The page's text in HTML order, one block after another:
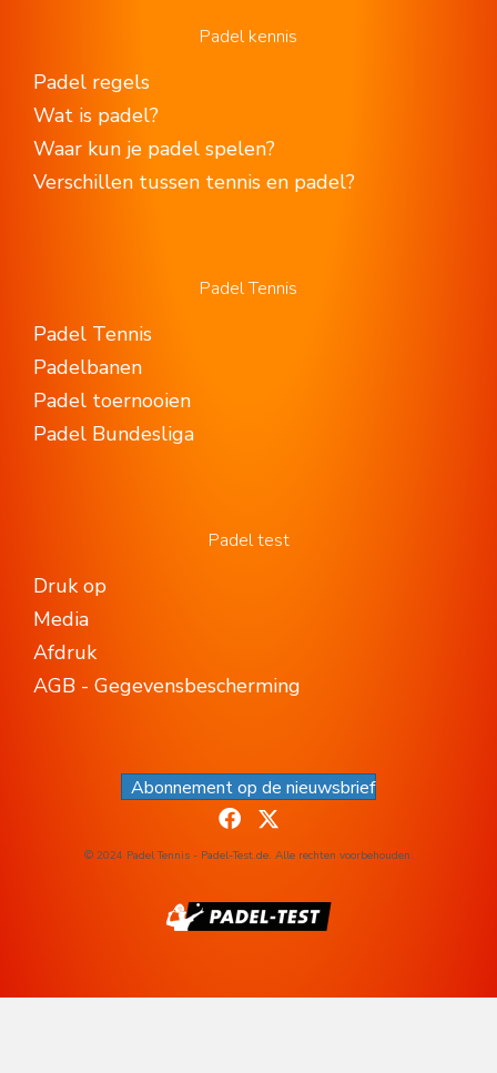
Padel kennis
Padel regels
Wat is padel?
Waar kun je padel spelen?
Verschillen tussen tennis en padel?
Padel Tennis
Padel Tennis
Padelbanen
Padel toernooien
Padel Bundesliga
Padel test
Druk op
Media
Afdruk
AGB - Gegevensbescherming
Abonnement op de nieuwsbrief
© 2024 Padel Tennis - Padel-Test.de. Alle rechten voorbehouden.